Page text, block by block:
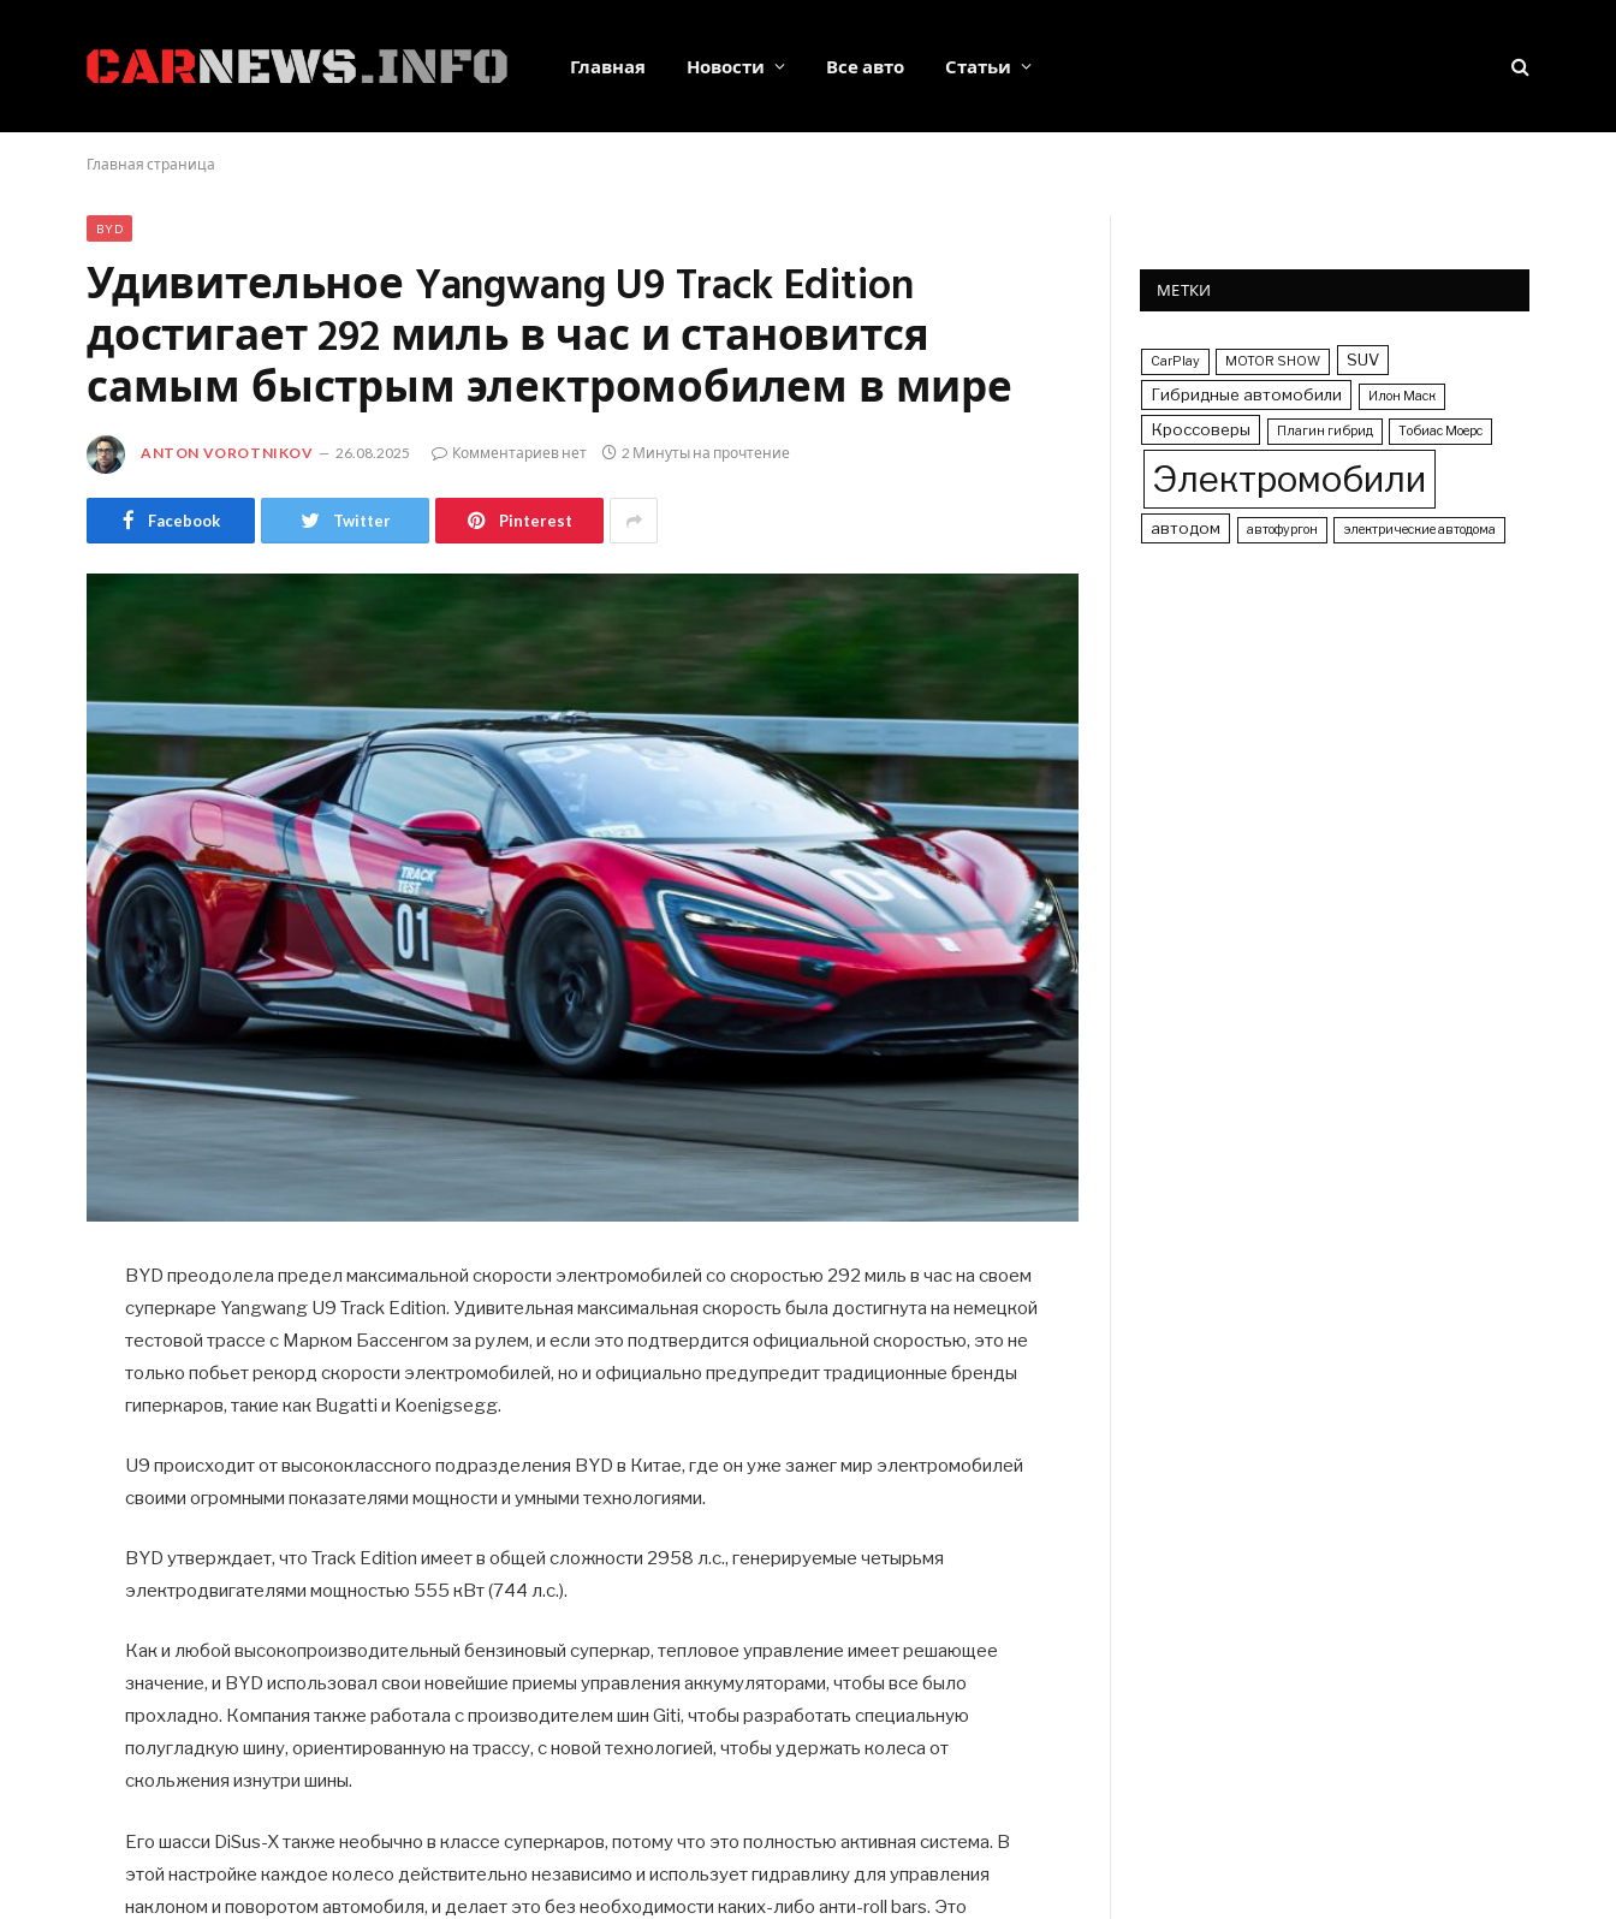
Главная Новости Все авто Статьи
Главная страница
BYD
Удивительное Yangwang U9 Track Edition
достигает 292 миль в час и становится
самым быстрым электромобилем в мире
ANTON VOROTNIKOV 26.08.2025 Комментариев нет 2 Минуты на прочтение
Facebook Twitter Pinterest
BYD преодолела предел максимальной скорости электромобилей со скоростью 292 миль в час на своем
суперкаре Yangwang U9 Track Edition. Удивительная максимальная скорость была достигнута на немецкой
тестовой трассе с Марком Бассенгом за рулем, и если это подтвердится официальной скоростью, это не
только побьет рекорд скорости электромобилей, но и официально предупредит традиционные бренды
гиперкаров, такие как Bugatti и Koenigsegg.
U9 происходит от высококлассного подразделения BYD в Китае, где он уже зажег мир электромобилей
своими огромными показателями мощности и умными технологиями.
BYD утверждает, что Track Edition имеет в общей сложности 2958 л.с., генерируемые четырьмя
электродвигателями мощностью 555 кВт (744 л.с.).
Как и любой высокопроизводительный бензиновый суперкар, тепловое управление имеет решающее
значение, и BYD использовал свои новейшие приемы управления аккумуляторами, чтобы все было
прохладно. Компания также работала с производителем шин Giti, чтобы разработать специальную
полугладкую шину, ориентированную на трассу, с новой технологией, чтобы удержать колеса от
скольжения изнутри шины.
Его шасси DiSus-X также необычно в классе суперкаров, потому что это полностью активная система. В
этой настройке каждое колесо действительно независимо и использует гидравлику для управления
наклоном и поворотом автомобиля, и делает это без необходимости каких-либо анти-roll bars. Это
МЕТКИ
CarPlay MOTOR SHOW
SUV
Гибридные автомобили
Илон Маск
Кроссоверы Плагин гибрид Тобиас Моерс
Электромобили
автодом автофургон электрические автодома